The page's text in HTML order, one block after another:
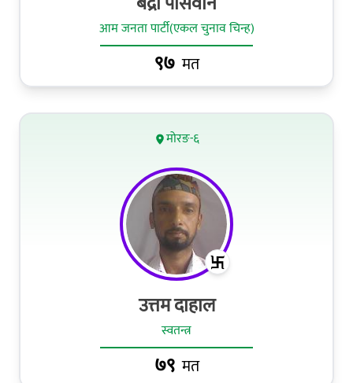
आम जनता पार्टी(एकल चुनाव चिन्ह)
९७ मत
मोरङ-६
उत्तम दाहाल
स्वतन्त्र
७९ मत